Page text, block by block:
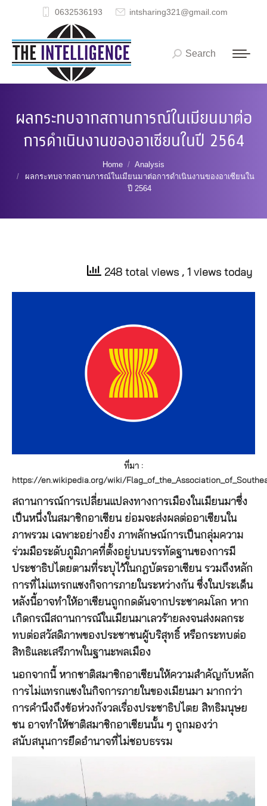
0632536193 intsharing321@gmail.com
Search:
Search
ผลกระทบจากสถานการณ์ในเมียนมาต่อ
การดำเนินงานของอาเซียนในปี 2564
Home
Analysis
ผลกระทบจากสถานการณ์ในเมียนมาต่อการดำเนินงานของอาเซียนใน
ปี 2564
248 total views , 1 views today
ที่มา :
https://en.wikipedia.org/wiki/
สถานการณ์การเปลี่ยนแปลงทางการเมืองในเมียนมาซึ่ง
เป็นหนึ่งในสมาชิกอาเซียน ย่อมจะส่งผลต่ออาเซียนใน
ภาพรวม เฉพาะอย่างยิ่ง ภาพลักษณ์การเป็นกลุ่มความ
ร่วมมือระดับภูมิภาคที่ตั้งอยู่บนบรรทัดฐานของการมี
ประชาธิปไตยตามที่ระบุไว้ในกฎบัตรอาเซียน รวมถึงหลัก
การที่ไม่แทรกแซงกิจการภายในระหว่างกัน ซึ่งในประเด็น
หลังนี้อาจทำให้อาเซียนถูกกดดันจากประชาคมโลก หาก
เกิดกรณีสถานการณ์ในเมียนมาเลวร้ายลงจนส่งผลกระ
ทบต่อสวัสดิภาพของประชาชนผู้บริสุทธิ์ หรือกระทบต่อ
สิทธิและเสรีภาพในฐานะพลเมือง
นอกจากนี้ หากชาติสมาชิกอาเซียนให้ความสำคัญกับหลัก
การไม่แทรกแซงในกิจการภายในของเมียนมา มากกว่า
การคำนึงถึงข้อห่วงกังวลเรื่องประชาธิปไตย สิทธิมนุษย
ชน อาจทำให้ชาติสมาชิกอาเซียนนั้น ๆ ถูกมองว่า
สนับสนุนการยึดอำนาจที่ไม่ชอบธรรม